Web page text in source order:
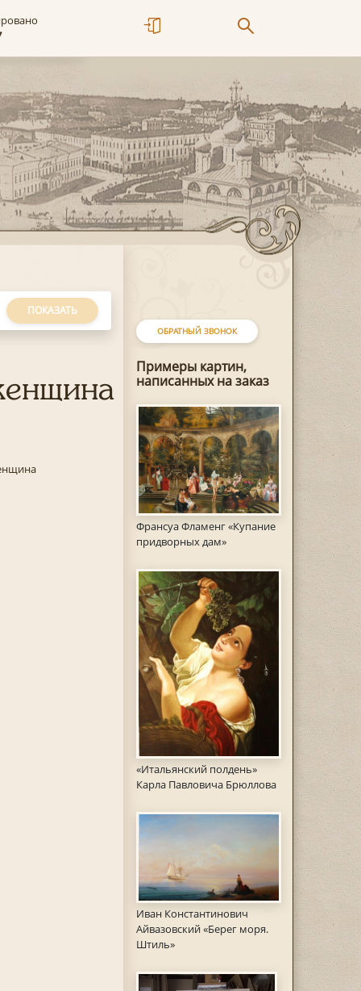
ОБРАТНЫЙ ЗВОНОК
Примеры картин,
написанных на заказ
Франсуа Фламенг «Купание
придворных дам»
«Итальянский полдень»
Карла Павловича Брюллова
Иван Константинович
Айвазовский «Берег моря.
Штиль»
ПОКАЗАТЬ